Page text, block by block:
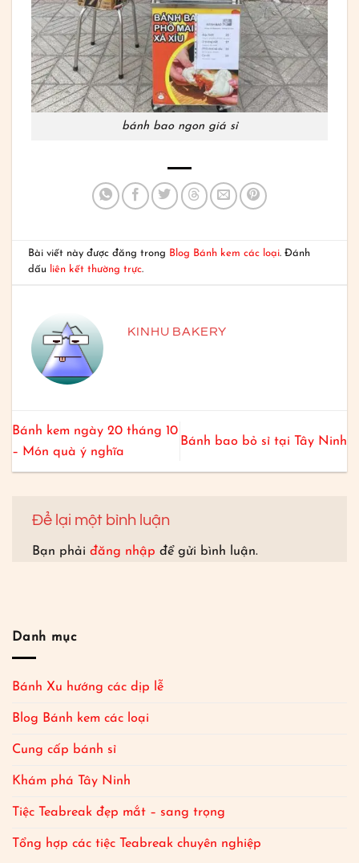
bánh bao ngon giá sỉ
Bài viết này được đăng trong Blog Bánh kem các loại. Đánh
dấu
liên kết thường trực.
KINHU BAKERY
Bánh kem ngày 20 tháng 10
– Món quà ý nghĩa
Bánh bao bỏ sỉ tại Tây Ninh
Để lại một bình luận
Bạn phải đăng nhập để gửi bình luận.
Danh mục
Bánh Xu hướng các dịp lễ
Blog Bánh kem các loại
Cung cấp bánh sỉ
Khám phá Tây Ninh
Tiệc Teabreak đẹp mắt – sang trọng
Tổng hợp các tiệc Teabreak chuyên nghiệp